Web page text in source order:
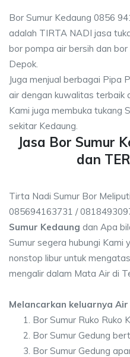
Bor Sumur Kedaung 0856
adalah TIRTA NADI jasa
bor pompa air bersih dan
Depok.
Juga menjual berbagai Pipa
air dengan kuwalitas terbaik
Kami juga membuka tukang
sekitar Kedaung.
Jasa Bor Sumur
dan
Tirta Nadi Sumur Bor
085694163731 /
Sumur Kedaung dan Apa
Sumur segera hubungi Kami
nonstop libur untuk
mengalir dalam Mata Air di
Melancarkan keluarnya
Bor Sumur Ruko Ruko
Bor Sumur Gedung
Bor Sumur Gedung